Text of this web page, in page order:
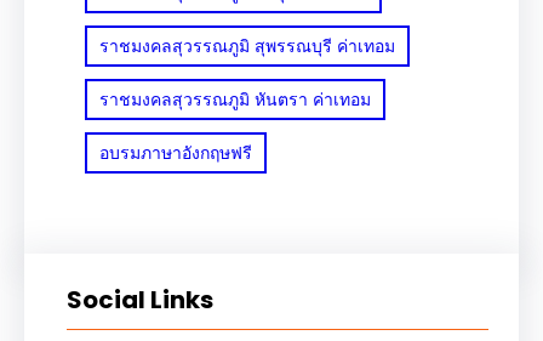
ราชมงคลสุวรรณภูมิ สุพรรณบุรี ค่าเทอม
ราชมงคลสุวรรณภูมิ หันตรา ค่าเทอม
อบรมภาษาอังกฤษฟรี
Social Links